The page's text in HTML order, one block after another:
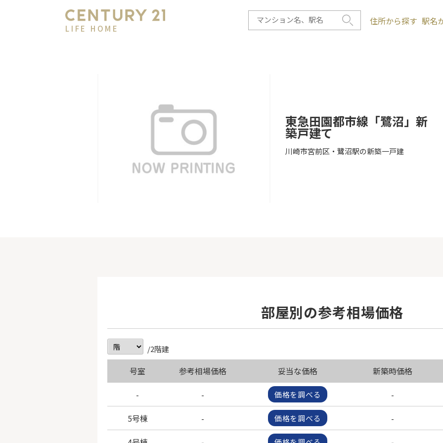
LIFE HOME
住所から探す 駅名
東急田園都市線「鷺沼」新
築戸建て
川崎市宮前区・鷺沼駅の新築一戸建
部屋別の参考相場価格
/2階建
号室 参考相場価格 妥当な価格 新築時価格
-
- 価格を調べる -
5号棟
- 価格を調べる -